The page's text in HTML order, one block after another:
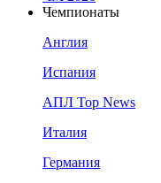
Чемпионаты
Англия
Испания
АПЛ Top News
Италия
Германия